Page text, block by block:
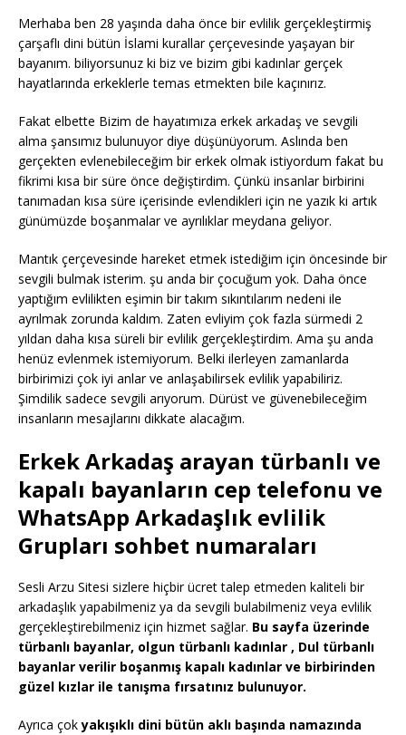
Merhaba ben 28 yaşında daha önce bir evlilik gerçekleştirmiş
çarşaflı dini bütün İslami kurallar çerçevesinde yaşayan bir
bayanım. biliyorsunuz ki biz ve bizim gibi kadınlar gerçek
hayatlarında erkeklerle temas etmekten bile kaçınırız.
Fakat elbette Bizim de hayatımıza erkek arkadaş ve sevgili
alma şansımız bulunuyor diye düşünüyorum. Aslında ben
gerçekten evlenebileceğim bir erkek olmak istiyordum fakat bu
fikrimi kısa bir süre önce değiştirdim. Çünkü insanlar birbirini
tanımadan kısa süre içerisinde evlendikleri için ne yazık ki artık
günümüzde boşanmalar ve ayrılıklar meydana geliyor.
Mantık çerçevesinde hareket etmek istediğim için öncesinde bir
sevgili bulmak isterim. şu anda bir çocuğum yok. Daha önce
yaptığım evlilikten eşimin bir takım sıkıntılarım nedeni ile
ayrılmak zorunda kaldım. Zaten evliyim çok fazla sürmedi 2
yıldan daha kısa süreli bir evlilik gerçekleştirdim. Ama şu anda
henüz evlenmek istemiyorum. Belki ilerleyen zamanlarda
birbirimizi çok iyi anlar ve anlaşabilirsek evlilik yapabiliriz.
Şimdilik sadece sevgili arıyorum. Dürüst ve güvenebileceğim
insanların mesajlarını dikkate alacağım.
Erkek Arkadaş arayan türbanlı ve
kapalı bayanların cep telefonu ve
WhatsApp Arkadaşlık evlilik
Grupları sohbet numaraları
Sesli Arzu Sitesi sizlere hiçbir ücret talep etmeden kaliteli bir
arkadaşlık yapabilmeniz ya da sevgili bulabilmeniz veya evlilik
gerçekleştirebilmeniz için hizmet sağlar. Bu sayfa üzerinde
türbanlı bayanlar, olgun türbanlı kadınlar , Dul türbanlı
bayanlar verilir boşanmış kapalı kadınlar ve birbirinden
güzel kızlar ile tanışma fırsatınız bulunuyor.
Ayrıca çokyakışıklı dini bütün aklı başında namazında